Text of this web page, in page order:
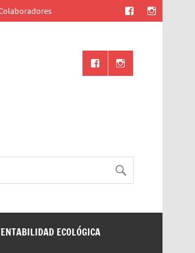
UANL
ECOLÓGICA